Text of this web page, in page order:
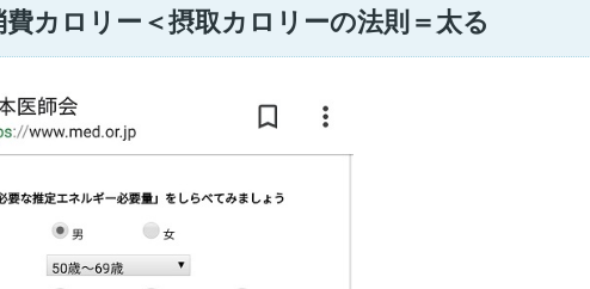
カロリー＜摂取カロリーの法則＝太る